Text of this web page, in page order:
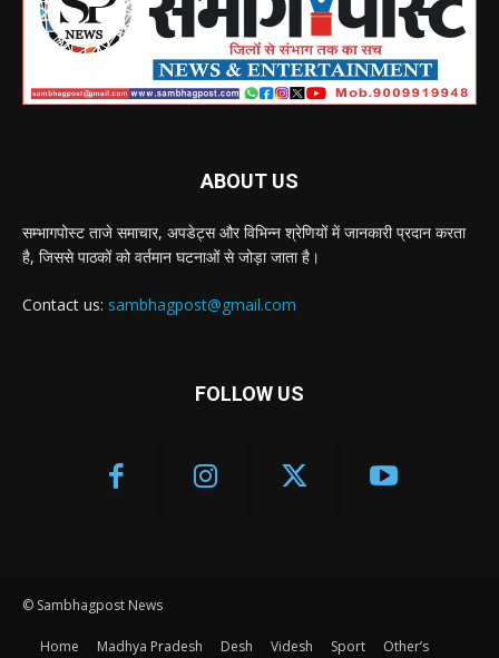
ABOUT US
सम्भागपोस्ट ताजे समाचार, अपडेट्स और विभिन्न श्रेणियों में जानकारी प्रदान करता
है, जिससे पाठकों को वर्तमान घटनाओं से जोड़ा जाता है।
Contact us: sambhagpost@gmail.com
FOLLOW US
© Sambhagpost News
Home Madhya Pradesh Desh Videsh Sport Other’s